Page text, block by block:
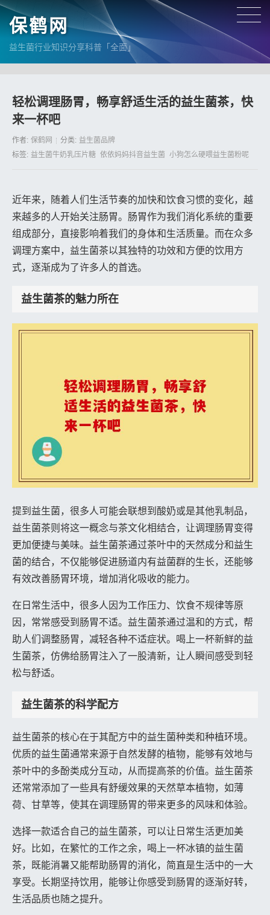
保鹤网
益生菌行业知识分享科普「全面」
轻松调理肠胃，畅享舒适生活的益生菌茶，快
来一杯吧
作者: 保鹤网 分类: 益生菌品牌
标签: 益生菌牛奶乳压片糖 依依妈妈抖音益生菌 小狗怎么硬喂益生菌粉呢
近年来，随着人们生活节奏的加快和饮食习惯的变化，越
来越多的人开始关注肠胃。肠胃作为我们消化系统的重要
组成部分，直接影响着我们的身体和生活质量。而在众多
调理方案中，益生菌茶以其独特的功效和方便的饮用方
式，逐渐成为了许多人的首选。
益生菌茶的魅力所在
提到益生菌，很多人可能会联想到酸奶或是其他乳制品，
益生菌茶则将这一概念与茶文化相结合，让调理肠胃变得
更加便捷与美味。益生菌茶通过茶叶中的天然成分和益生
菌的结合，不仅能够促进肠道内有益菌群的生长，还能够
有效改善肠胃环境，增加消化吸收的能力。
在日常生活中，很多人因为工作压力、饮食不规律等原
因，常常感受到肠胃不适。益生菌茶通过温和的方式，帮
助人们调整肠胃，减轻各种不适症状。喝上一杯新鲜的益
生菌茶，仿佛给肠胃注入了一股清新，让人瞬间感受到轻
松与舒适。
益生菌茶的科学配方
益生菌茶的核心在于其配方中的益生菌种类和种植环境。
优质的益生菌通常来源于自然发酵的植物，能够有效地与
茶叶中的多酚类成分互动，从而提高茶的价值。益生菌茶
还常常添加了一些具有舒缓效果的天然草本植物，如薄
荷、甘草等，使其在调理肠胃的带来更多的风味和体验。
选择一款适合自己的益生菌茶，可以让日常生活更加美
好。比如，在繁忙的工作之余，喝上一杯冰镇的益生菌
茶，既能消暑又能帮助肠胃的消化，简直是生活中的一大
享受。长期坚持饮用，能够让你感受到肠胃的逐渐好转，
生活品质也随之提升。